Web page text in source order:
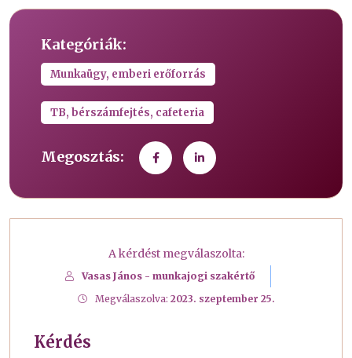
Kategóriák:
Munkaügy, emberi erőforrás
TB, bérszámfejtés, cafeteria
Megosztás:
A kérdést megválaszolta:
Vasas János - munkajogi szakértő
Megválaszolva: 2023. szeptember 25.
Kérdés